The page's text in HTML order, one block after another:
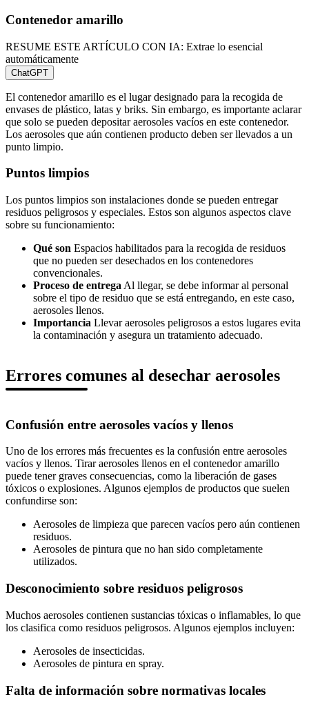
Contenedor amarillo
RESUME ESTE ARTÍCULO CON IA: Extrae lo esencial
automáticamente
ChatGPT
El contenedor amarillo es el lugar designado para la recogida de
envases de plástico, latas y briks. Sin embargo, es importante aclarar
que solo se pueden depositar aerosoles vacíos en este contenedor.
Los aerosoles que aún contienen producto deben ser llevados a un
punto limpio.
Puntos limpios
Los puntos limpios son instalaciones donde se pueden entregar
residuos peligrosos y especiales. Estos son algunos aspectos clave
sobre su funcionamiento:
Qué son Espacios habilitados para la recogida de residuos
que no pueden ser desechados en los contenedores
convencionales.
Proceso de entrega Al llegar, se debe informar al personal
sobre el tipo de residuo que se está entregando, en este caso,
aerosoles llenos.
Importancia Llevar aerosoles peligrosos a estos lugares evita
la contaminación y asegura un tratamiento adecuado.
Errores comunes al desechar aerosoles
Confusión entre aerosoles vacíos y llenos
Uno de los errores más frecuentes es la confusión entre aerosoles
vacíos y llenos. Tirar aerosoles llenos en el contenedor amarillo
puede tener graves consecuencias, como la liberación de gases
tóxicos o explosiones. Algunos ejemplos de productos que suelen
confundirse son:
Aerosoles de limpieza que parecen vacíos pero aún contienen
residuos.
Aerosoles de pintura que no han sido completamente
utilizados.
Desconocimiento sobre residuos peligrosos
Muchos aerosoles contienen sustancias tóxicas o inflamables, lo que
los clasifica como residuos peligrosos. Algunos ejemplos incluyen:
Aerosoles de insecticidas.
Aerosoles de pintura en spray.
Falta de información sobre normativas locales